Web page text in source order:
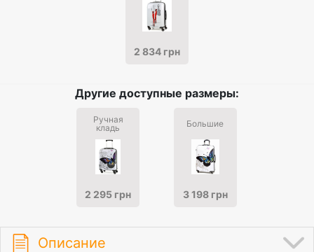
2 834 грн
Другие доступные размеры:
Ручная
кладь
2 295 грн
Большие
3 198 грн
Описание